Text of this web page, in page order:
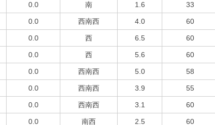
0.0 南 1.6 33
0.0 西南西 4.0 60
0.0 西 6.5 60
0.0 西 5.6 60
0.0 西南西 5.0 58
0.0 西南西 3.9 55
0.0 西南西 3.1 60
0.0 南西 2.5 60